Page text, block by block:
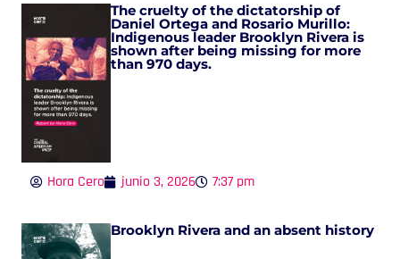
The cruelty of the dictatorship of
Daniel Ortega and Rosario Murillo:
Indigenous leader Brooklyn Rivera is
shown after being missing for more
than 970 days.
Hora Cero junio 3, 2026 7:37 pm
Brooklyn Rivera and an absent history